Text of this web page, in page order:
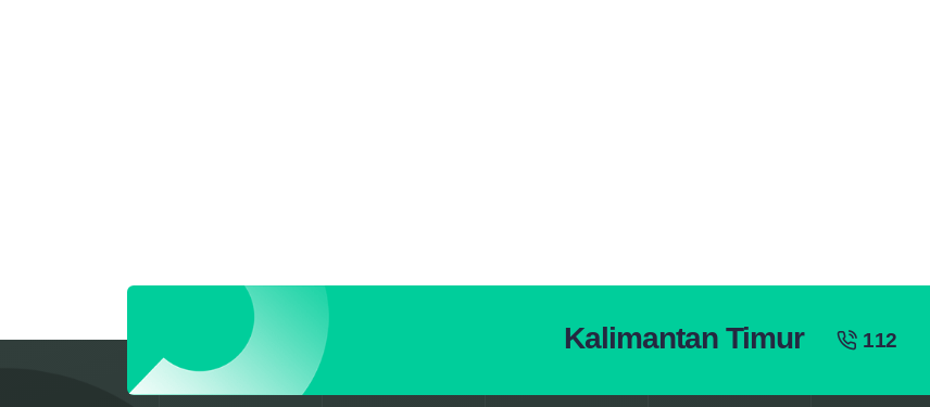
Kalimantan Timur 112